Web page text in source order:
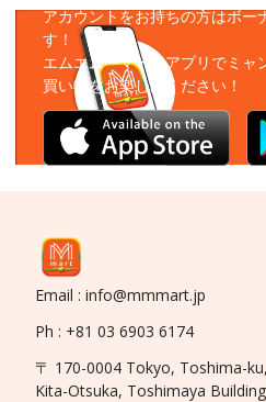
アカウントをお持ちの方はボー
す！
エムエムーマートアプリでミャ
買い物をお楽しみください！
Email : info@mmmart.jp
Ph : +81 03 6903 6174
〒 170-0004 Tokyo, Toshima-ku,
Kita-Otsuka, Toshimaya